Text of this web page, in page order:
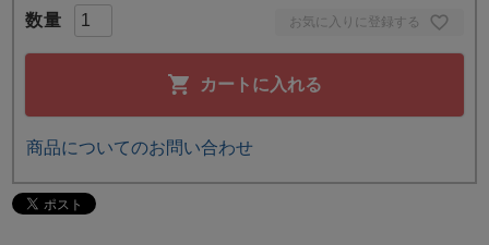
お気に入りに登録する
カートに入れる
商品についてのお問い合わせ